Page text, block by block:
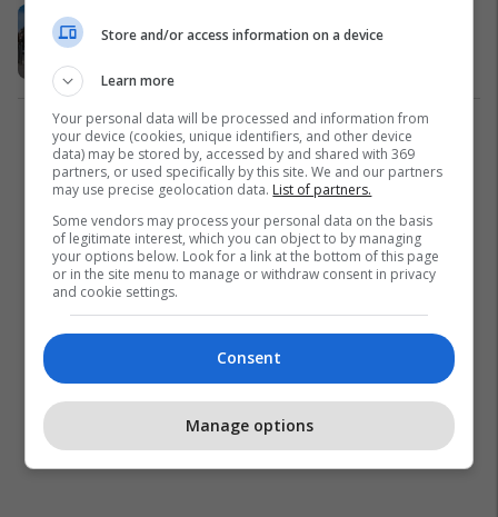
vjedhje në Prishtinë
1
Store and/or access information on a device
Learn more
Your personal data will be processed and information from
your device (cookies, unique identifiers, and other device
data) may be stored by, accessed by and shared with 369
partners, or used specifically by this site. We and our partners
may use precise geolocation data. List of partners.
Some vendors may process your personal data on the basis
of legitimate interest, which you can object to by managing
your options below. Look for a link at the bottom of this page
or in the site menu to manage or withdraw consent in privacy
and cookie settings.
Consent
Manage options